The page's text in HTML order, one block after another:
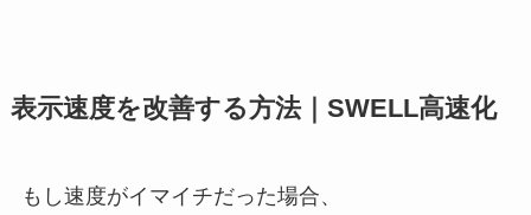
表示速度を改善する方法｜SWELL高速化
もし速度がイマイチだった場合、